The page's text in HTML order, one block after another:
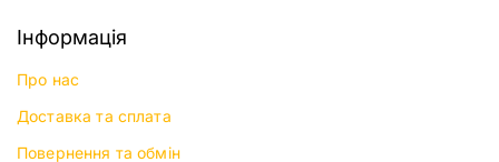
Інформація
Про нас
Доставка та сплата
Повернення та обмін